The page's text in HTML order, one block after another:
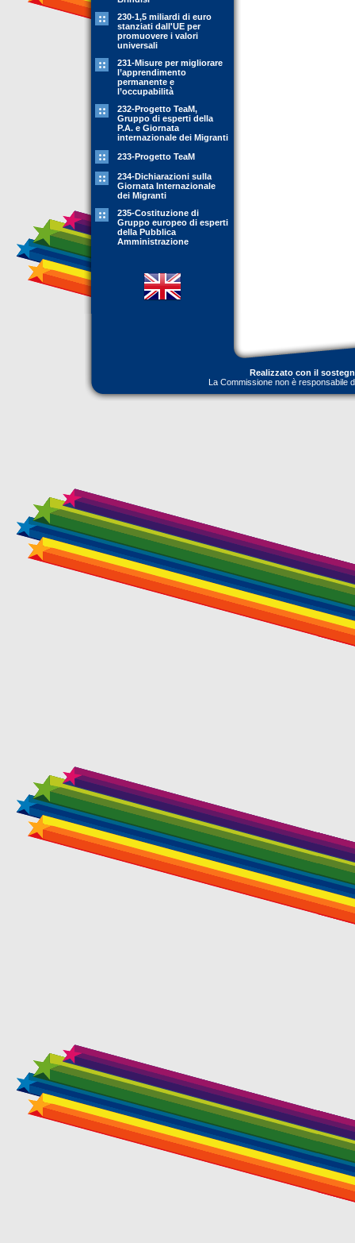
230-1,5 miliardi di euro
stanziati dall'UE per
promuovere i valori
universali
231-Misure per migliorare
l’apprendimento
permanente e
l’occupabilità
232-Progetto TeaM,
Gruppo di esperti della
P.A. e Giornata
internazionale dei Migranti
233-Progetto TeaM
234-Dichiarazioni sulla
Giornata Internazionale
dei Migranti
235-Costituzione di
Gruppo europeo di esperti
della Pubblica
Amministrazione
Realizzato con il
La Commissione non è responsabile